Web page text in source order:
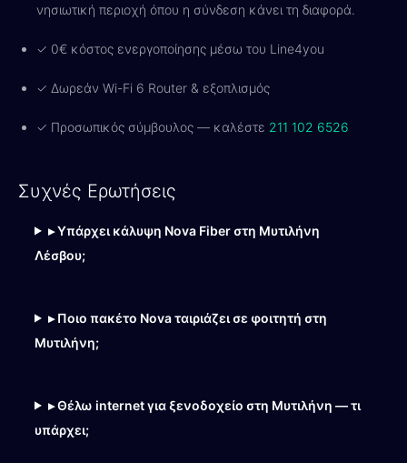
νησιωτική περιοχή όπου η σύνδεση κάνει τη διαφορά.
✓ 0€ κόστος ενεργοποίησης μέσω του Line4you
✓ Δωρεάν Wi-Fi 6 Router & εξοπλισμός
✓ Προσωπικός σύμβουλος — καλέστε 211 102 6526
Συχνές Ερωτήσεις
▸ Υπάρχει κάλυψη Nova Fiber στη Μυτιλήνη
Λέσβου;
▸ Ποιο πακέτο Nova ταιριάζει σε φοιτητή στη
Μυτιλήνη;
▸ Θέλω internet για ξενοδοχείο στη Μυτιλήνη — τι
υπάρχει;